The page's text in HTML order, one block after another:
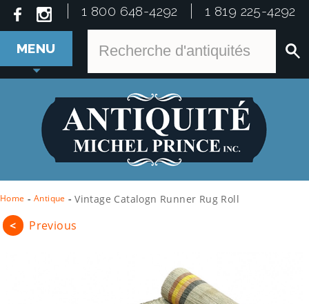
1 800 648-4292 1 819 225-4292
MENU
Home - Antique - Vintage Catalogn Runner Rug Roll
< Previous